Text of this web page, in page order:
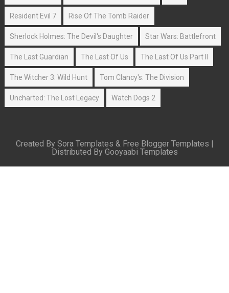
Resident Evil 7 Rise Of The Tomb Raider
Sherlock Holmes: The Devil's Daughter Star Wars: Battlefront
The Last Guardian The Last Of Us The Last Of Us Part II
The Witcher 3: Wild Hunt Tom Clancy's: The Division
Uncharted: The Lost Legacy Watch Dogs 2
Created By Sora Templates & Free Blogger Templates |
Distributed By Gooyaabi Templates